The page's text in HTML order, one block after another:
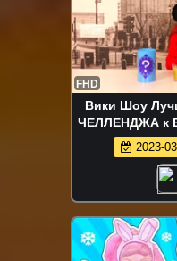
FHD
Вики Шоу
ЧЕЛЛЕНДЖА к
Срочное
2023-